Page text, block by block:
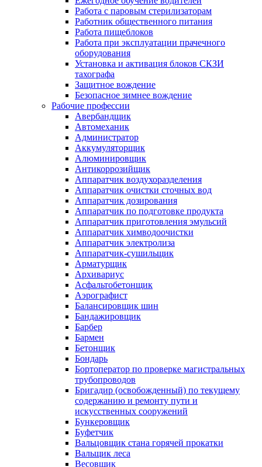
Работа с паровым стерилизаторам
Работник общественного питания
Работа пищеблоков
Работа при эксплуатации прачечного
оборудования
Установка и активация блоков СКЗИ
тахографа
Защитное вождение
Безопасное зимнее вождение
Рабочие профессии
Авербандщик
Автомеханик
Администратор
Аккумуляторщик
Алюминировщик
Антикоррозийщик
Аппаратчик воздухоразделения
Аппаратчик очистки сточных вод
Аппаратчик дозирования
Аппаратчик по подготовке продукта
Аппаратчик приготовления эмульсий
Аппаратчик химводоочистки
Аппаратчик электролиза
Аппаратчик-сушильщик
Арматурщик
Архивариус
Асфальтобетонщик
Аэрографист
Балансировщик шин
Бандажировщик
Барбер
Бармен
Бетонщик
Бондарь
Бортоператор по проверке магистральных
трубопроводов
Бригадир (освобожденный) по текущему
содержанию и ремонту пути и
искусственных сооружений
Бункеровщик
Буфетчик
Вальцовщик стана горячей прокатки
Вальщик леса
Весовщик